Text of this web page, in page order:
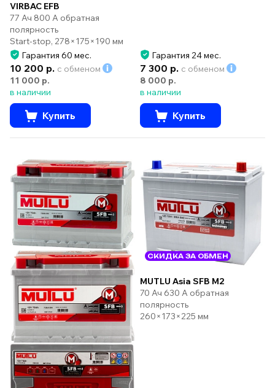
VIRBAC EFB
77 Ач 800 А обратная
полярность
Start-stop, 278×175×190 мм
Гарантия 60 мес.
10 200 р. с обменом
11 000 р.
в наличии
Купить
Гарантия 24 мес.
7 300 р. с обменом
8 000 р.
в наличии
Купить
СКИДКА ЗА ОБМЕН
MUTLU Asia SFB M2
70 Ач 630 А обратная
полярность
260×173×225 мм